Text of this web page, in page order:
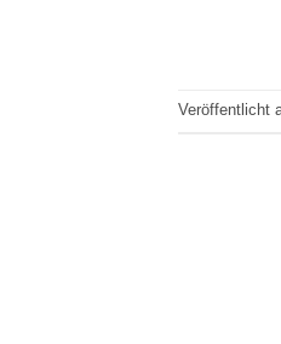
Veröffentlicht